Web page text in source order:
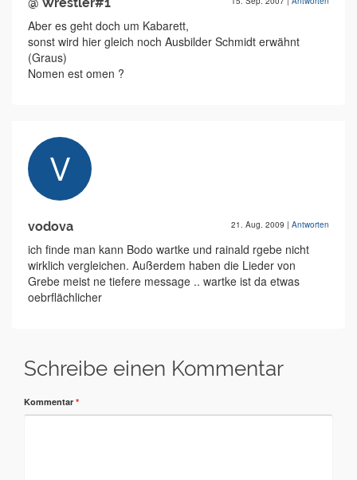
Aber es geht doch um Kabarett,
sonst wird hier gleich noch Ausbilder Schmidt erwähnt
(Graus)
Nomen est omen ?
vodova 21. Aug. 2009 | Antworten
ich finde man kann Bodo wartke und rainald rgebe nicht
wirklich vergleichen. Außerdem haben die Lieder von
Grebe meist ne tiefere message .. wartke ist da etwas
oebrflächlicher
Schreibe einen Kommentar
Kommentar *